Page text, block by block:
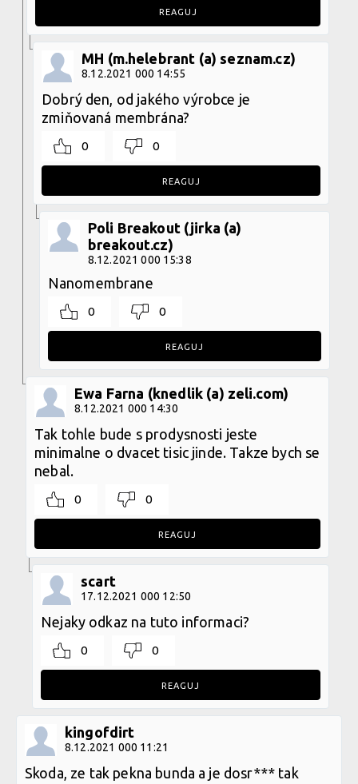
REAGUJ
MH (m.helebrant (a) seznam.cz)
8.12.2021 000 14:55
Dobrý den, od jakého výrobce je
zmiňovaná membrána?
0 0
REAGUJ
Poli Breakout (jirka (a)
breakout.cz)
8.12.2021 000 15:38
Nanomembrane
0 0
REAGUJ
Ewa Farna (knedlik (a) zeli.com)
8.12.2021 000 14:30
Tak tohle bude s prodysnosti jeste
minimalne o dvacet tisic jinde. Takze bych se
nebal.
0 0
REAGUJ
scart
17.12.2021 000 12:50
Nejaky odkaz na tuto informaci?
0 0
REAGUJ
kingofdirt
8.12.2021 000 11:21
Skoda, ze tak pekna bunda a je dosr*** tak